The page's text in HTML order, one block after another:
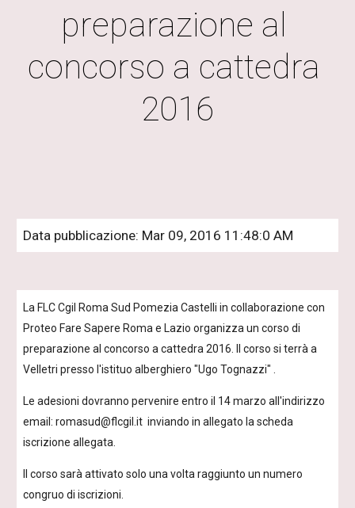
preparazione al
concorso a cattedra
2016
Data pubblicazione: Mar 09, 2016 11:48:0 AM
La FLC Cgil Roma Sud Pomezia Castelli in collaborazione con
Proteo Fare Sapere Roma e Lazio organizza un corso di
preparazione al concorso a cattedra 2016. Il corso si terrà a
Velletri presso l'istituo alberghiero "Ugo Tognazzi" .
Le adesioni dovranno pervenire entro il 14 marzo all'indirizzo
email: romasud@flcgil.it  inviando in allegato la scheda
iscrizione allegata.
Il corso sarà attivato solo una volta raggiunto un numero
congruo di iscrizioni.